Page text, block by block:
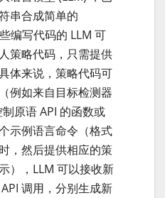
串合成简单的
编写代码的 LLM 可
策略代码，只需提供
体来说，策略代码可
例如来自目标检测器
原语 API 的函数或
示例语言命令（格式
，然后提供相应的策
），LLM 可以接收新
调用，分别生成新